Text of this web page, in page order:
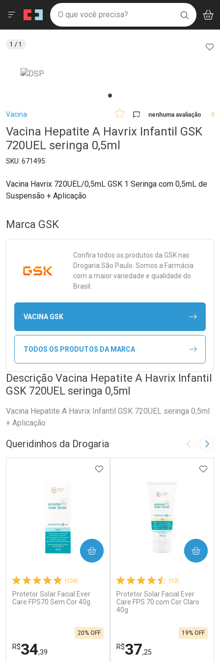
Drogaria São Paulo
Ir direto para a home
pela página
Ir direto para o conteúdo
Ir direto para a busca
Ir direto para a conta
Ir direto para a notificações
Ir direto para o carrinho
Faça a sua busca
O que você precisa? BUSCAR
Menu
Breadcrumb
Vacina nenhuma avaliação 0
Vacina Hepatite A Havrix Infantil GSK
720UEL seringa 0,5ml
671495
Vacina Havrix 720UEL/0,5mL GSK 1 Seringa com 0,5mL de
Suspensão + Aplicação
1 / 1
Marca GSK
Confira todos os produtos da GSKnas
Drogaria São Paulo. Somos a Farmácia
com a maior variedade e qualidade do
Brasil.
VACINA GSK
TODOS OS PRODUTOS DA MARCA
Descrição Vacina Hepatite A Havrix Infantil
GSK 720UEL seringa 0,5ml
Vacina Hepatite A Havrix Infantil GSK 720UEL seringa 0,5ml
+ Aplicação
Queridinhos da Drogaria Imagem
(124)
Protetor Solar Facial Ever
Care FPS70 Sem Cor 40g
R$34,39
20% OFF
ADICIONAR AOS FAVORITOS
COMPRAR
(12)
Protetor Solar Facial Ever
Care FPS 70 com Cor Claro
40g
R$37,25
19% OFF
COMPRAR